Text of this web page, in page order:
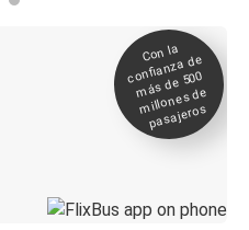
Con la
confianza de
más de 500
millones de
pasajeros